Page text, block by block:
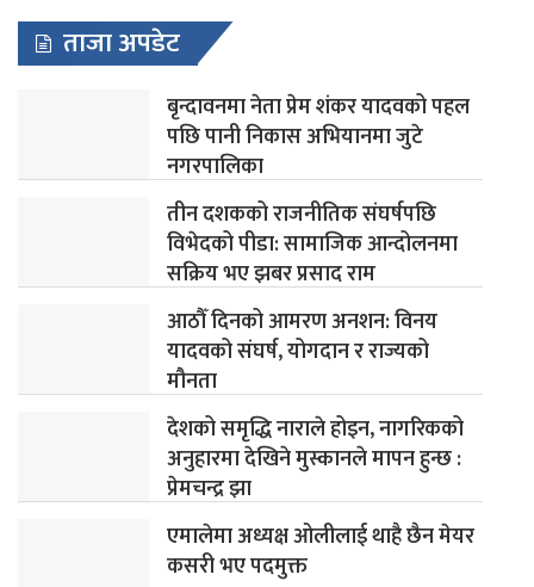
ताजा अपडेट
बृन्दावनमा नेता प्रेम शंकर यादवको पहल
पछि पानी निकास अभियानमा जुटे
नगरपालिका
तीन दशकको राजनीतिक संघर्षपछि
विभेदको पीडा: सामाजिक आन्दोलनमा
सक्रिय भए झबर प्रसाद राम
आठौँ दिनको आमरण अनशन: विनय
यादवको संघर्ष, योगदान र राज्यको
मौनता
देशको समृद्धि नाराले होइन, नागरिकको
अनुहारमा देखिने मुस्कानले मापन हुन्छ :
प्रेमचन्द्र झा
एमालेमा अध्यक्ष ओलीलाई थाहै छैन मेयर
कसरी भए पदमुक्त